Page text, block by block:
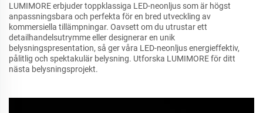
LUMIMORE erbjuder toppklassiga LED-neonljus som är högst
anpassningsbara och perfekta för en bred utveckling av
kommersiella tillämpningar. Oavsett om du utrustar ett
detailhandelsutrymme eller designerar en unik
belysningspresentation, så ger våra LED-neonljus energieffektiv,
pålitlig och spektakulär belysning. Utforska LUMIMORE för ditt
nästa belysningsprojekt.